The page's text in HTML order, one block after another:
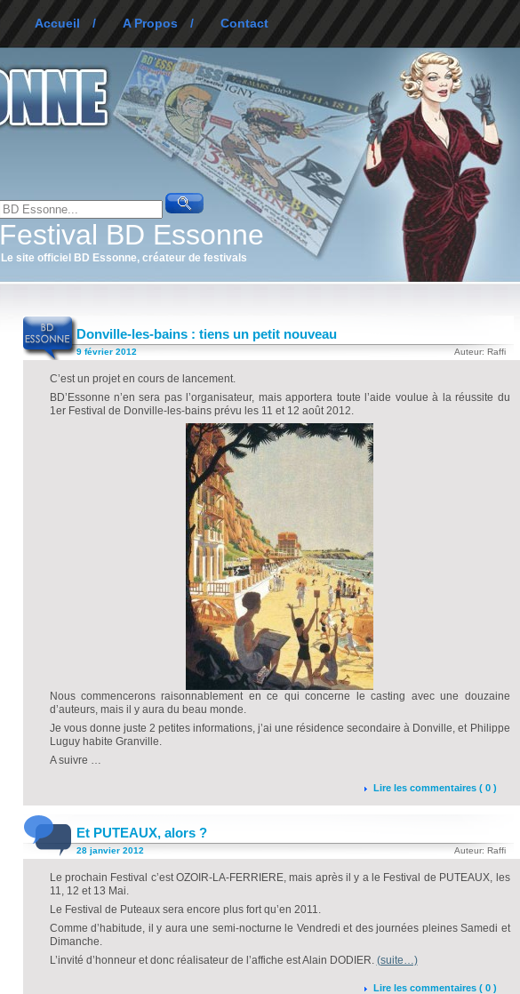
Accueil / A Propos / Contact
Festival BD Essonne
Le site officiel BD Essonne, créateur de festivals
Donville-les-bains : tiens un petit nouveau
9 février 2012 Auteur: Raffi
C’est un projet en cours de lancement.
BD’Essonne n’en sera pas l’organisateur, mais apportera toute l’aide voulue à la réussite du
1er Festival de Donville-les-bains prévu les 11 et 12 août 2012.
Nous commencerons raisonnablement en ce qui concerne le casting avec une douzaine
d’auteurs, mais il y aura du beau monde.
Je vous donne juste 2 petites informations, j’ai une résidence secondaire à Donville, et Philippe
Luguy habite Granville.
A suivre …
Lire les commentaires ( 0 )
Et PUTEAUX, alors ?
28 janvier 2012 Auteur: Raffi
Le prochain Festival c’est OZOIR-LA-FERRIERE, mais après il y a le Festival de PUTEAUX, les
11, 12 et 13 Mai.
Le Festival de Puteaux sera encore plus fort qu’en 2011.
Comme d’habitude, il y aura une semi-nocturne le Vendredi et des journées pleines Samedi et
Dimanche.
L’invité d’honneur et donc réalisateur de l’affiche est Alain DODIER. (suite…)
Lire les commentaires ( 0 )